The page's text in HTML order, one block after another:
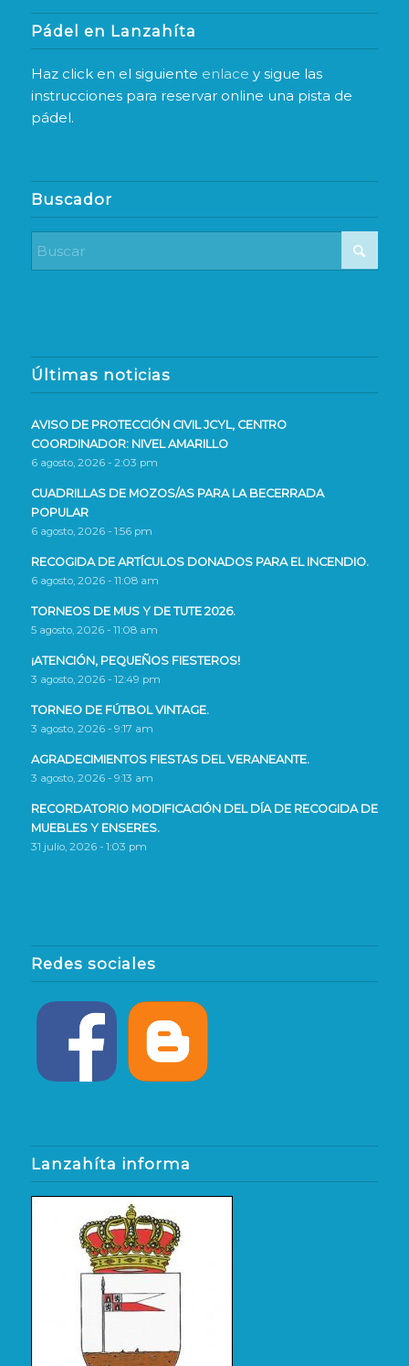
Pádel en Lanzahíta
Haz click en el siguiente enlace y sigue las
instrucciones para reservar online una pista de
pádel.
Buscador
Últimas noticias
AVISO DE PROTECCIÓN CIVIL JCYL, CENTRO
COORDINADOR: NIVEL AMARILLO
6 agosto, 2026 - 2:03 pm
CUADRILLAS DE MOZOS/AS PARA LA BECERRADA
POPULAR
6 agosto, 2026 - 1:56 pm
RECOGIDA DE ARTÍCULOS DONADOS PARA EL INCENDIO.
6 agosto, 2026 - 11:08 am
TORNEOS DE MUS Y DE TUTE 2026.
5 agosto, 2026 - 11:08 am
¡ATENCIÓN, PEQUEÑOS FIESTEROS!
3 agosto, 2026 - 12:49 pm
TORNEO DE FÚTBOL VINTAGE.
3 agosto, 2026 - 9:17 am
AGRADECIMIENTOS FIESTAS DEL VERANEANTE.
3 agosto, 2026 - 9:13 am
RECORDATORIO MODIFICACIÓN DEL DÍA DE RECOGIDA DE
MUEBLES Y ENSERES.
31 julio, 2026 - 1:03 pm
Redes sociales
Lanzahíta informa